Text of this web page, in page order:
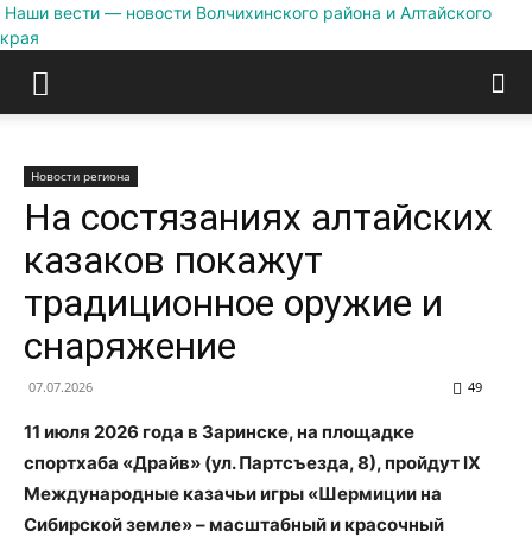
Наши вести — новости Волчихинского района и Алтайского
края
Новости региона
На состязаниях алтайских
казаков покажут
традиционное оружие и
снаряжение
07.07.2026 49
11 июля 2026 года в Заринске, на площадке
спортхаба «Драйв» (ул. Партсъезда, 8), пройдут IX
Международные казачьи игры «Шермиции на
Сибирской земле» – масштабный и красочный